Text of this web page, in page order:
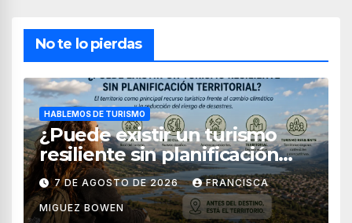
No te lo pierdas
HABLEMOS DE TURISMO
¿Puede existir un turismo
resiliente sin planificación
territorial?
7 DE AGOSTO DE 2026 FRANCISCA
MIGUEZ BOWEN